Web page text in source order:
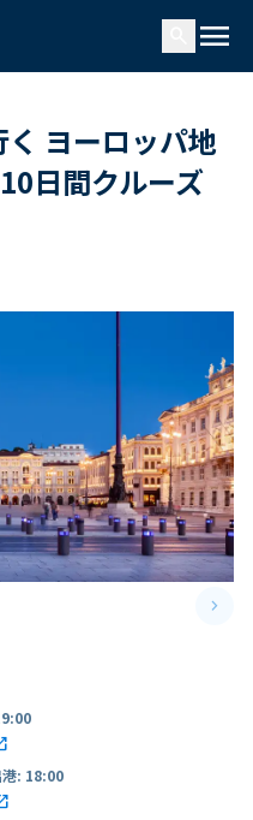
menu
ヨーロッパ地
日間クルーズ
keyboard_arrow_right
: 18:00